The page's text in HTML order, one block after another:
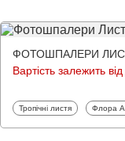
ФОТОШПАЛЕРИ
Вартість залежить від
Фотошпалери
Тропічні листя Флора